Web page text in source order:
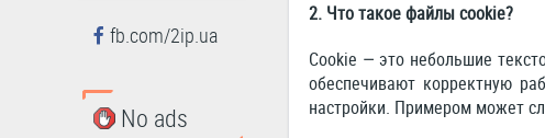
fb.com/2ip.ua
No ads
2. Что такое файлы cookie?
Cookie — это небольшие
обеспечивают корректную
настройки. Примером может